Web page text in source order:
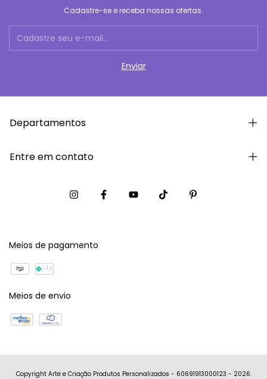
Cadastre-se e receba nossas ofertas.
Departamentos
Entre em contato
Meios de pagamento
Meios de envio
Copyright Arte e Criação Produtos Personalizados - 60691913000123 - 2026.